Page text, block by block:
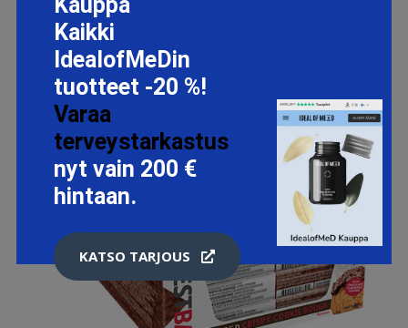
Kaikki
IdealofMeDin
tuotteet -20 %!
Varaa
terveystarkastus
nyt vain 200 €
hintaan.
KATSO TARJOUS